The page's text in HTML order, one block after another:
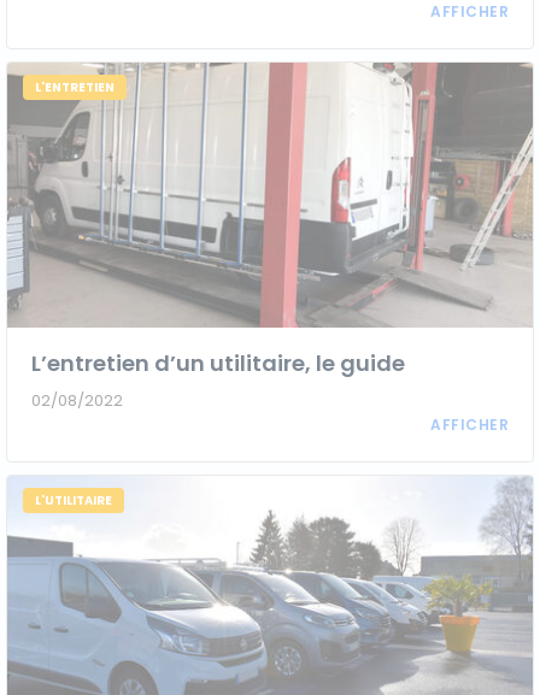
L'ENTRETIEN
L’entretien d’un utilitaire, le guide
02/08/2022
L'UTILITAIRE